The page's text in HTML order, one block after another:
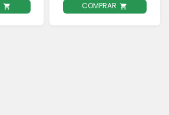
COMPRAR